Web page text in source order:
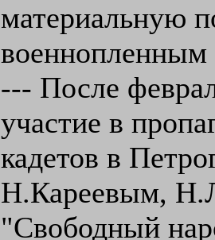
материальную
--- После
участие в
кадетов в
Н.Кареевым,
"Свободный